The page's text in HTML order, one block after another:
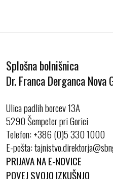
Splošna bolnišnica
Dr. Franca Derganca Nova
Ulica padlih borcev 13A
5290 Šempeter pri Gorici
Telefon:+386 (0)5 330 1000
E-pošta:
PRIJAVA NA E-NOVICE
POVEJ SVOJO IZKUŠNJO